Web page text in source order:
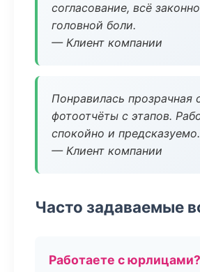
согласование, всё
головной боли.
— Клиент компании
Понравилась прозрачная
фотоотчёты с этапов.
спокойно и предсказуемо.
— Клиент компании
Часто задаваемые
Работаете с юрлицами?